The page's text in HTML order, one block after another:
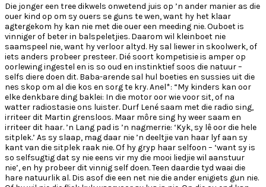
Die jonger een tree dikwels onwetend juis op ’n ander manier as die
ouer kind op om sy ouers se guns te wen, want hy het klaar
agtergekom hy kan nie met die ouer een meeding nie. Ouboet is
vinniger of beter in balspeletjies. Daarom wil kleinboet nie
saamspeel nie, want hy verloor altyd. Hy sal liewer in skoolwerk, of
iets anders probeer presteer. Dié soort kompetisie is amper op
oorlewing ingestel en is so oud en instinktief soos die natuur –
selfs diere doen dit. Baba-arende sal hul boeties en sussies uit die
nes skop om al die kos en sorg te kry. Anel*: “My kinders kan oor
elke denkbare ding baklei: In die motor oor wie voor sit, of na
watter radiostasie ons luister. Durf Lené saam met die radio sing,
irriteer dit Martin grensloos. Maar môre sing hy weer saam en
irriteer dit haar. ’n Lang pad is ’n nagmerrie: ‘Kyk, sy lê oor die hele
sitplek.’ As sy slaap, mag daar nie ’n deeltjie van haar lyf aan sy
kant van die sitplek raak nie. Of hy gryp haar selfoon – ‘want sy is
so selfsugtig dat sy nie eens vir my die mooi liedjie wil aanstuur
nie’, en hy probeer dit vinnig self doen. Teen daardie tyd waai die
hare natuurlik al. Dis asof die een net nie die ander enigiets gun nie.